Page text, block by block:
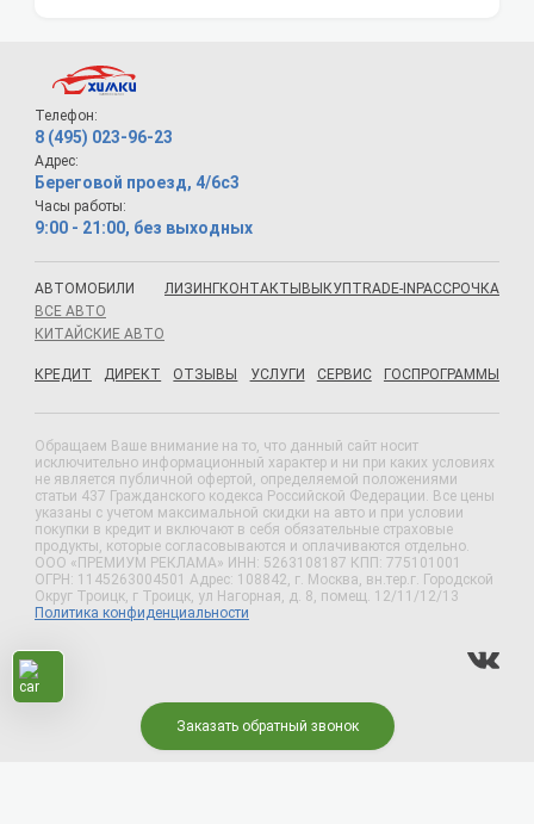
Телефон:
8 (495) 023-96-23
Адрес:
Береговой проезд, 4/6с3
Часы работы:
9:00 - 21:00, без выходных
АВТОМОБИЛИ
ВСЕ АВТО
КИТАЙСКИЕ АВТО
ЛИЗИНГКОНТАКТЫ ВЫКУП TRADE-IN РАССРОЧКА
КРЕДИТ ДИРЕКТ ОТЗЫВЫ УСЛУГИ СЕРВИС ГОСПРОГРАММЫ
Обращаем Ваше внимание на то, что данный сайт носит
исключительно информационный характер и ни при каких условиях
не является публичной офертой, определяемой положениями
статьи 437 Гражданского кодекса Российской Федерации. Все цены
указаны с учетом максимальной скидки на авто и при условии
покупки в кредит и включают в себя обязательные страховые
продукты, которые согласовываются и оплачиваются отдельно.
ООО «ПРЕМИУМ РЕКЛАМА» ИНН: 5263108187 КПП: 775101001
ОГРН: 1145263004501 Адрес: 108842, г. Москва, вн.тер.г. Городской
Округ Троицк, г Троицк, ул Нагорная, д. 8, помещ. 12/11/12/13
Политика конфиденциальности
Заказать обратный звонок